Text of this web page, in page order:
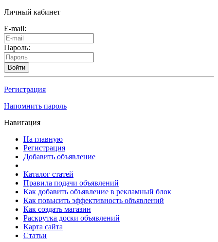
Личный кабинет
E-mail:
Пароль:
Войти
Регистрация
Напомнить пароль
Навигация
На главную
Регистрация
Добавить объявление
Каталог статей
Правила подачи объявлений
Как добавить объявление в рекламный блок
Как повысить эффективность объявлений
Как создать магазин
Раскрутка доски объявлений
Карта сайта
Статьи